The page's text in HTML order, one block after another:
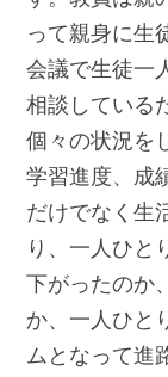
って親身に生
会議で生徒一
相談している
個々の状況を
学習進度、成
だけでなく生
り、一人ひと
下がったのか
か、一人ひと
ムとなって進